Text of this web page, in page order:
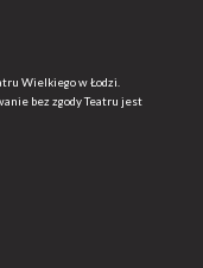
Wielkiego w Łodzi.
bez zgody Teatru jest